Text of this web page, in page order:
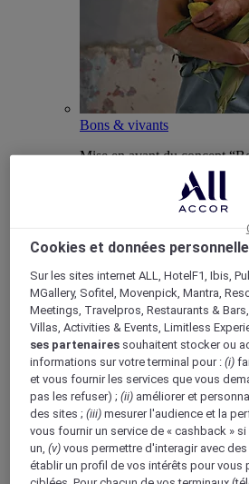
Bons & vivants
Mise en avant du concept
Mercure, axé sur la culture
Boutique Mercure
Programme de fidélité
Retour
Découvrir le
Abonnements
Cookies et données
Sur les sites internet ALL, HotelF1, Ibis,
MGallery, Sofitel, Movenpick, Mantra,
Meetings, Travelpros, Restaurants &
Villas, Activities & Events, Limitless
ses partenaires souhaitent stocker ou
informations sur votre terminal pour :(i)
et vous fournir les services que vous
pas les refuser) ;(ii) améliorer et
des sites ;(iii) mesurer l'audience et la
vous fournir un service de « cashback »
un,(v) vous permettre d'interagir avec
établir un profil de vos intérêts pour